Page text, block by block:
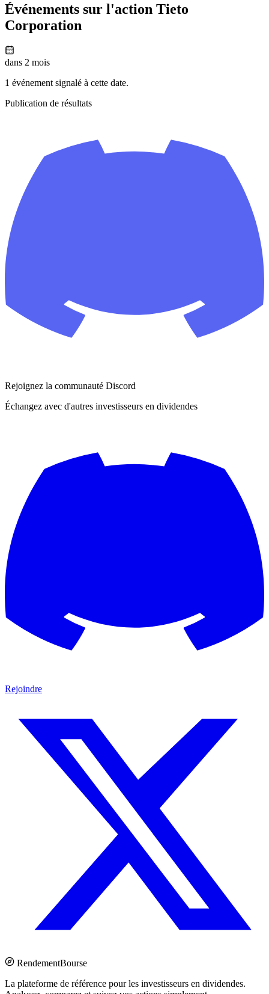
Événements sur l'action Tieto
Corporation
dans 2 mois
1 événement signalé à cette date.
Publication de résultats
Rejoignez la communauté Discord
Échangez avec d'autres investisseurs en dividendes
Rejoindre
RendementBourse
La plateforme de référence pour les investisseurs en dividendes.